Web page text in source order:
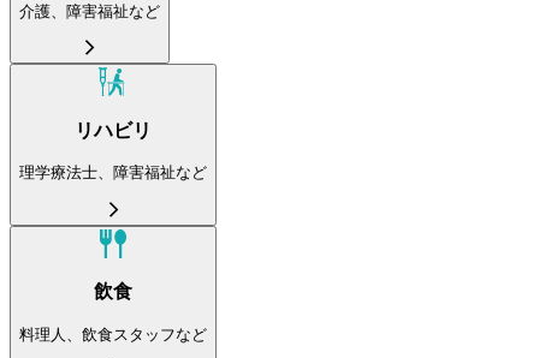
介護、障害福祉など
リハビリ
理学療法士、障害福祉など
飲食
料理人、飲食スタッフなど